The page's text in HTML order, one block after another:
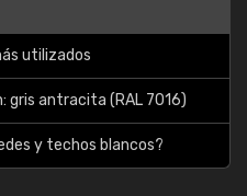
utilizados
gris antracita (RAL 7016)
y techos blancos?